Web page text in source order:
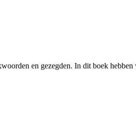
en gezegden. In dit boek hebben